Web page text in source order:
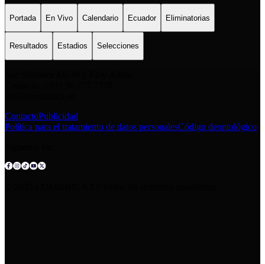
Portada En Vivo Calendario Ecuador Eliminatorias
Resultados Estadios Selecciones
ContactoPublicidad
Política para el tratamiento de datos personalesCódigo deontológico